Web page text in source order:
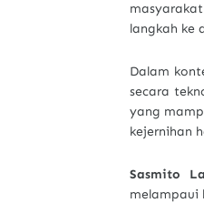
langkah ke
Dalam
secara
yang
kejernihan
Sasmito
melampaui